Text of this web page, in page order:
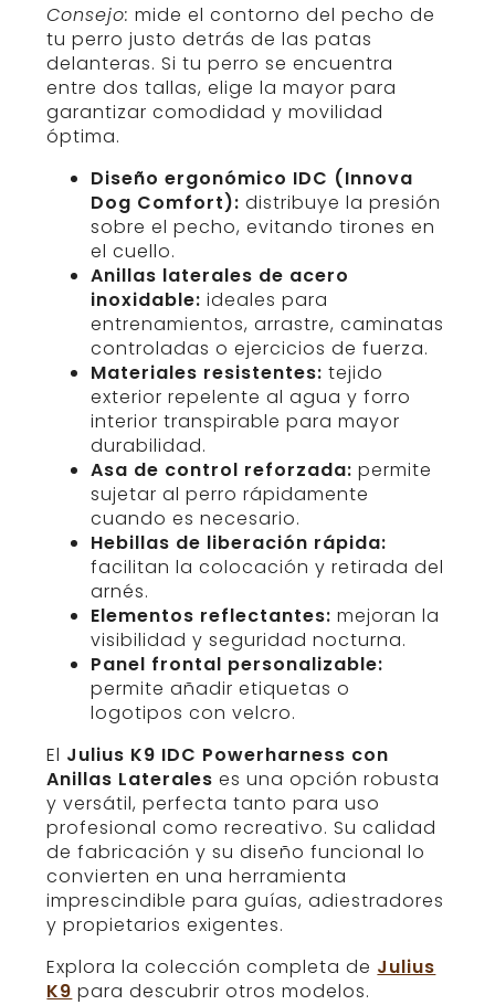
Consejo: mide el contorno del pecho de
tu perro justo detrás de las patas
delanteras. Si tu perro se encuentra
entre dos tallas, elige la mayor para
garantizar comodidad y movilidad
óptima.
Diseño ergonómico IDC (Innova
Dog Comfort): distribuye la presión
sobre el pecho, evitando tirones en
el cuello.
Anillas laterales de acero
inoxidable: ideales para
entrenamientos, arrastre, caminatas
controladas o ejercicios de fuerza.
Materiales resistentes: tejido
exterior repelente al agua y forro
interior transpirable para mayor
durabilidad.
Asa de control reforzada: permite
sujetar al perro rápidamente
cuando es necesario.
Hebillas de liberación rápida:
facilitan la colocación y retirada del
arnés.
Elementos reflectantes: mejoran la
visibilidad y seguridad nocturna.
Panel frontal personalizable:
permite añadir etiquetas o
logotipos con velcro.
El Julius K9 IDC Powerharness con
Anillas Laterales es una opción robusta
y versátil, perfecta tanto para uso
profesional como recreativo. Su calidad
de fabricación y su diseño funcional lo
convierten en una herramienta
imprescindible para guías, adiestradores
y propietarios exigentes.
Explora la colección completa de Julius
K9 para descubrir otros modelos.